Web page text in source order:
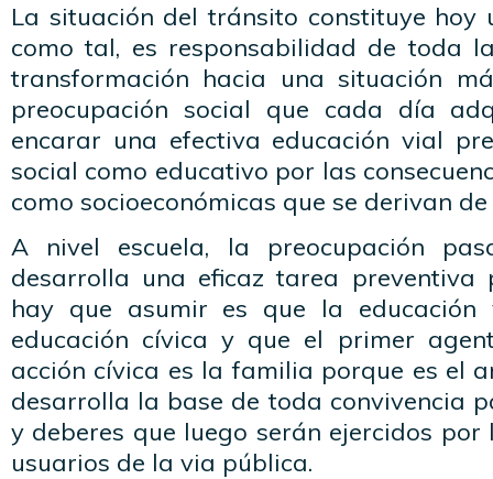
La situación del tránsito constituye hoy
como tal, es responsabilidad de toda
transformación hacia una situación
preocupación social que cada día
encarar una efectiva educación vial
social como educativo por las
como socioeconómicas que se derivan
A nivel escuela, la preocupación
desarrolla una eficaz tarea preventiva
hay que asumir es que la
educación cívica y que el primer
acción cívica es la familia porque es el
desarrolla la base de toda convivencia
y deberes que luego serán ejercidos por
usuarios de la via pública.